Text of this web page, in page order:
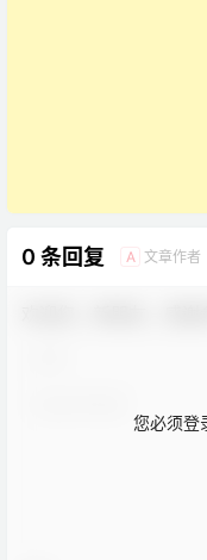
0 条回复 A 文章作者
您必须登